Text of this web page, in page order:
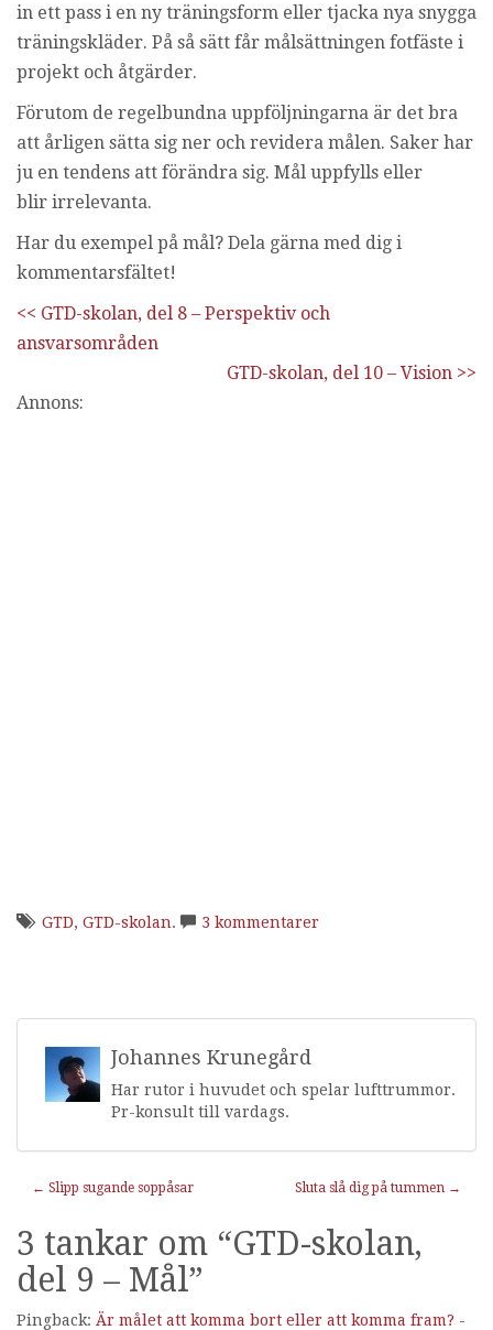
in ett pass i en ny träningsform eller tjacka nya snygga
träningskläder. På så sätt får målsättningen fotfäste i
projekt och åtgärder.
Förutom de regelbundna uppföljningarna är det bra
att årligen sätta sig ner och revidera målen. Saker har
ju en tendens att förändra sig. Mål uppfylls eller
blir irrelevanta.
Har du exempel på mål? Dela gärna med dig i
kommentarsfältet!
<< GTD-skolan, del 8 – Perspektiv och
ansvarsområden
GTD-skolan, del 10 – Vision >>
Annons:
GTD, GTD-skolan. 3 kommentarer
Johannes Krunegård
Har rutor i huvudet och spelar lufttrummor.
Pr-konsult till vardags.
Inläggnavigering
← Slipp sugande soppåsar Sluta slå dig på tummen →
3 tankar om “GTD-skolan,
del 9 – Mål”
Pingback: Är målet att komma bort eller att komma fram? -